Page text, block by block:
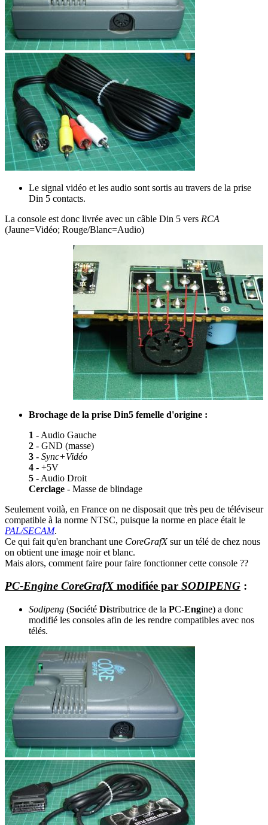
Le signal vidéo et les audio sont sortis au travers de la prise
Din 5 contacts.
La console est donc livrée avec un câble Din 5 vers RCA
(Jaune=Vidéo; Rouge/Blanc=Audio)
Brochage de la prise Din5 femelle d'origine :
1 - Audio Gauche
2 - GND (masse)
3 - Sync+Vidéo
4 - +5V
5 - Audio Droit
Cerclage - Masse de blindage
Seulement voilà, en France on ne disposait que très peu de téléviseur
compatible à la norme NTSC, puisque la norme en place était le
PAL/SECAM.
Ce qui fait qu'en branchant une CoreGrafXsur un télé de chez nous
on obtient une image noir et blanc.
Mais alors, comment faire pour faire fonctionner cette console ??
PC-Engine CoreGrafX modifiée par SODIPENG :
Sodipeng (Société Distributrice de la PC-Engine) a donc
modifié les consoles afin de les rendre compatibles avec nos
télés.